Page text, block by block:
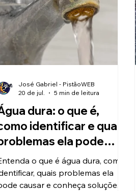
dura: o que é,
identificar e quais
ela pode
o que é água dura, como
quais problemas ela
causar e conheça soluções
José Gabriel - PistãoWEB
20 de jul.
5 min de leitura